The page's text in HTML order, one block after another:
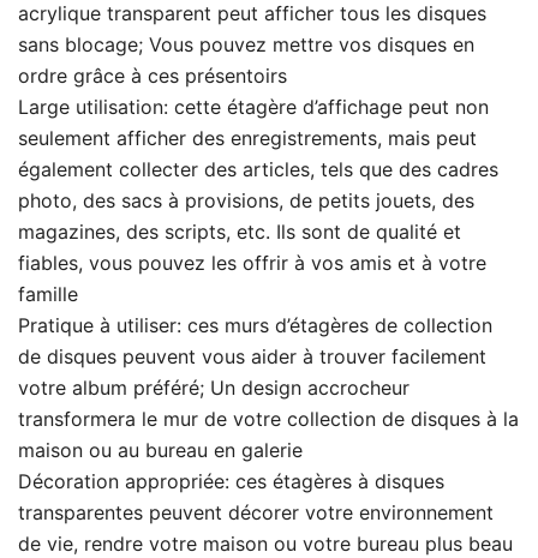
acrylique transparent peut afficher tous les disques
sans blocage; Vous pouvez mettre vos disques en
ordre grâce à ces présentoirs
Large utilisation: cette étagère d’affichage peut non
seulement afficher des enregistrements, mais peut
également collecter des articles, tels que des cadres
photo, des sacs à provisions, de petits jouets, des
magazines, des scripts, etc. Ils sont de qualité et
fiables, vous pouvez les offrir à vos amis et à votre
famille
Pratique à utiliser: ces murs d’étagères de collection
de disques peuvent vous aider à trouver facilement
votre album préféré; Un design accrocheur
transformera le mur de votre collection de disques à la
maison ou au bureau en galerie
Décoration appropriée: ces étagères à disques
transparentes peuvent décorer votre environnement
de vie, rendre votre maison ou votre bureau plus beau